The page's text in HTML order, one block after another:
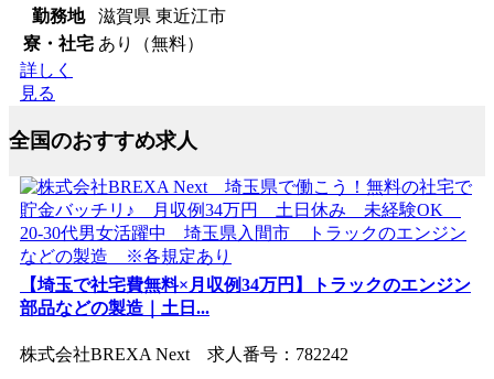
勤務地
滋賀県 東近江市
寮・社宅 あり（無料）
詳しく
見る
全国のおすすめ求人
【埼玉で社宅費無料×月収例34万円】トラックのエンジン
部品などの製造｜土日...
株式会社BREXA Next 求人番号：782242